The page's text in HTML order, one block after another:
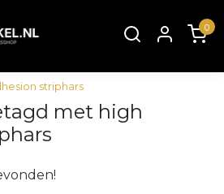
0
striphars
met high